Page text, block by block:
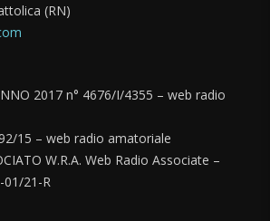
(RN)
2017 n° 4676/I/4355 – web radio
15 – web radio amatoriale
W.R.A. Web Radio Associate –
01/21-R